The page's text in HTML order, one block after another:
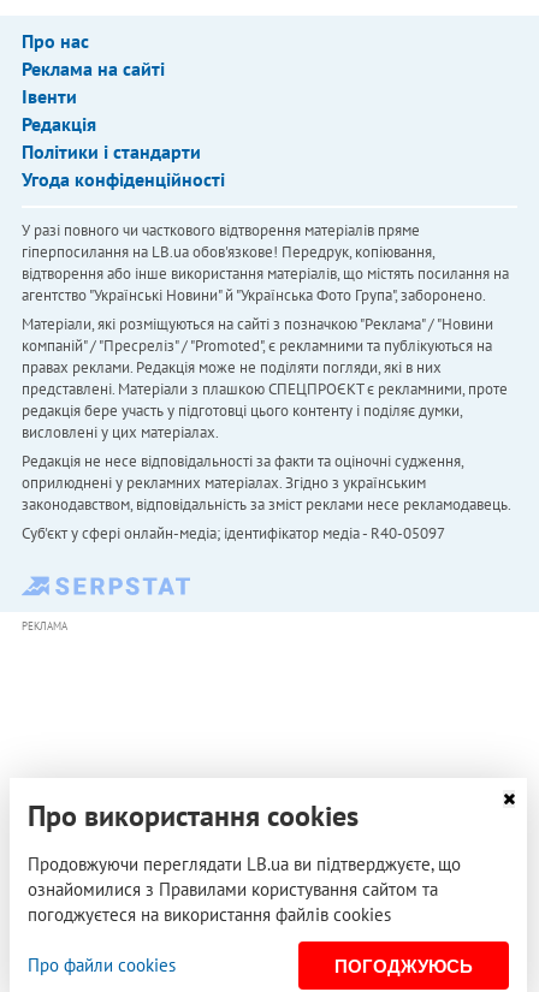
Про нас
Реклама на сайті
Івенти
Редакція
Політики і стандарти
Угода конфіденційності
У разі повного чи часткового відтворення матеріалів пряме
гіперпосилання на LB.ua обов'язкове! Передрук, копіювання,
відтворення або інше використання матеріалів, що містять посилання на
агентство "Українськi Новини" й "Українська Фото Група", заборонено.
Матеріали, які розміщуються на сайті з позначкою "Реклама" / "Новини
компаній" / "Пресреліз" / "Promoted", є рекламними та публікуються на
правах реклами. Редакція може не поділяти погляди, які в них
представлені. Матеріали з плашкою СПЕЦПРОЄКТ є рекламними, проте
редакція бере участь у підготовці цього контенту і поділяє думки,
висловлені у цих матеріалах.
Редакція не несе відповідальності за факти та оціночні судження,
оприлюднені у рекламних матеріалах. Згідно з українським
законодавством, відповідальність за зміст реклами несе рекламодавець.
Cуб'єкт у сфері онлайн-медіа; ідентифікатор медіа - R40-05097
РЕКЛАМА
Про використання cookies
Продовжуючи переглядати LB.ua ви підтверджуєте, що
ознайомилися з Правилами користування сайтом та
погоджуєтеся на використання файлів cookies
Про файли cookies ПОГОДЖУЮСЬ